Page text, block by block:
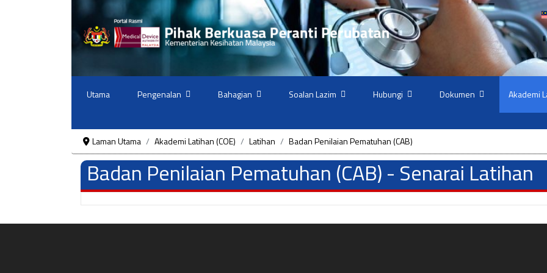
Utama Pengenalan Bahagian Soalan Lazim Hubungi Dokumen Akademi
Laman Utama
Akademi Latihan (COE) Latihan Badan Penilaian Pematuhan (CAB)
Badan Penilaian Pematuhan (CAB) - Senarai Latihan